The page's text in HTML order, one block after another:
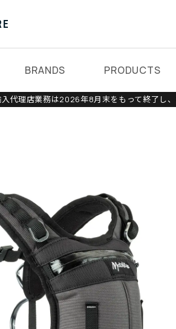
BRANDS PRODUCTS
代理店業務は2026年8月末をもって終了し